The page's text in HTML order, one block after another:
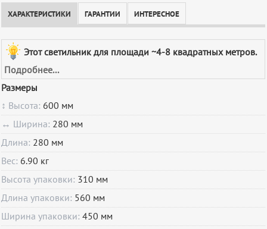
ХАРАКТЕРИСТИКИ ГАРАНТИИ ИНТЕРЕСНОЕ
Этот светильник для площади ~4-8 квадратных метров.
Подробнее...
Размеры
↕ Высота: 600 мм
↔ Ширина: 280 мм
Длина: 280 мм
Вес: 6.90 кг
Высота упаковки: 310 мм
Длина упаковки: 560 мм
Ширина упаковки:450 мм